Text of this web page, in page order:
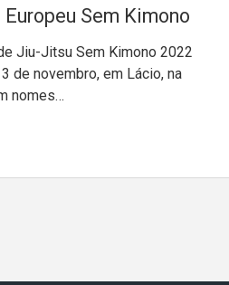
Sem Kimono
Jiu-Jitsu Sem Kimono 2022
de novembro, em Lácio, na
nomes…